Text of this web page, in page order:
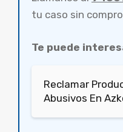
tu caso sin
Te puede
Reclamar
Abusivos En